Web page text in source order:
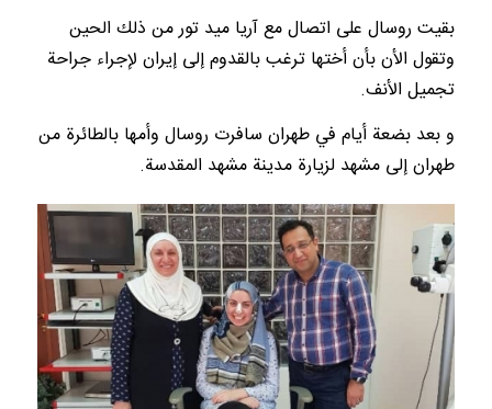
بقيت روسال على اتصال مع آريا ميد تور من ذلك الحين
وتقول الأن بأن أختها ترغب بالقدوم إلى إيران لإجراء جراحة
تجميل الأنف.
و بعد بضعة أيام في طهران سافرت روسال وأمها بالطائرة من
طهران إلى مشهد لزيارة مدينة مشهد المقدسة.